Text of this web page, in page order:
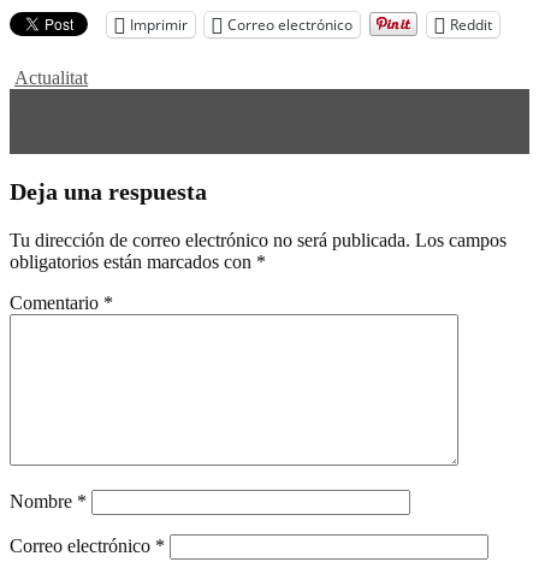
Imprimir Correo electrónico Reddit
Actualitat
Deja una respuesta
Tu dirección de correo electrónico no será publicada. Los campos
obligatorios están marcados con *
Comentario *
Nombre *
Correo electrónico *